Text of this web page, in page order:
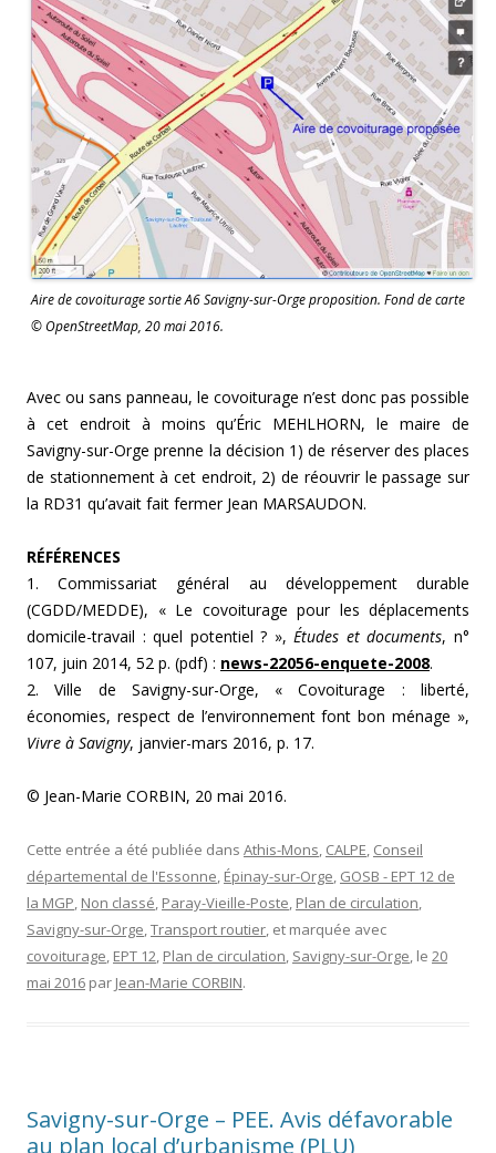
Aire de covoiturage sortie A6 Savigny-sur-Orge proposition. Fond de carte
© OpenStreetMap, 20 mai 2016.
Avec ou sans panneau, le covoiturage n’est donc pas possible
à cet endroit à moins qu’Éric MEHLHORN, le maire de
Savigny-sur-Orge prenne la décision 1) de réserver des places
de stationnement à cet endroit, 2) de réouvrir le passage sur
la RD31 qu’avait fait fermer Jean MARSAUDON.
RÉFÉRENCES
1. Commissariat général au développement durable
(CGDD/MEDDE), « Le covoiturage pour les déplacements
domicile-travail : quel potentiel ? »,Études et documents, n°
107, juin 2014, 52 p. (pdf) : news-22056-enquete-2008.
2. Ville de Savigny-sur-Orge, « Covoiturage : liberté,
économies, respect de l’environnement font bon ménage »,
Vivre à Savigny, janvier-mars 2016, p. 17.
© Jean-Marie CORBIN, 20 mai 2016.
Cette entrée a été publiée dans Athis-Mons, CALPE, Conseil
départemental de l'Essonne, Épinay-sur-Orge, GOSB - EPT 12 de
la MGP, Non classé, Paray-Vieille-Poste, Plan de circulation,
Savigny-sur-Orge,Transport routier, et marquée avec
covoiturage, EPT 12, Plan de circulation, Savigny-sur-Orge, le 20
mai 2016 par Jean-Marie CORBIN.
Savigny-sur-Orge – PEE. Avis défavorable
au plan local d’urbanisme (PLU)